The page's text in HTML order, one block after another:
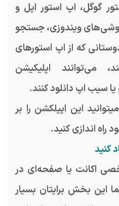
گوگل، اپ استور اپل و
ویندوزی، جستجو
که از اپ استورهای
می‌توانند اپلیکیشن
و یا سیب اپ دانلود کنند.
این اپیلکشن را بر
راه اندازی کنید.
اکانت یا صفحه‌ای در
این بخش برایتان بسیار